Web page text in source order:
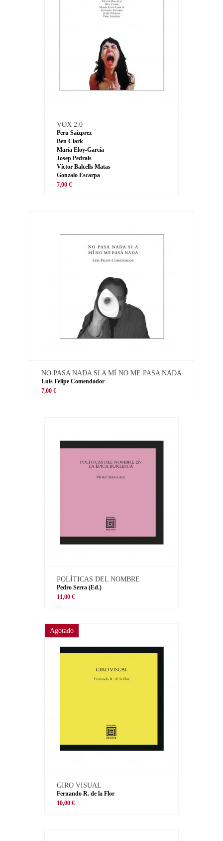
VOX 2.0
Peru Saizprez
Ben Clark
María Eloy-García
Josep Pedrals
Víctor Balcells Matas
Gonzalo Escarpa
7,00 €
NO PASA NADA SI A MÍ NO ME PASA NADA
Luis Felipe Comendador
7,00 €
POLÍTICAS DEL NOMBRE
Pedro Serra (Ed.)
11,00 €
Agotado
GIRO VISUAL
Fernando R. de la Flor
10,00 €